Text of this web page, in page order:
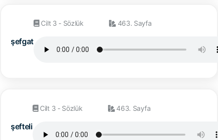
şefgat
Cilt 3 - Sözlük 463. Sayfa
şefteli
Cilt 3 - Sözlük 463. Sayfa